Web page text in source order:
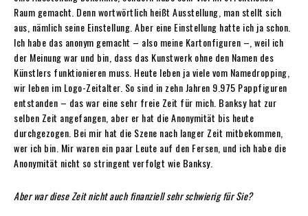
Raum gemacht. Denn wortwörtlich heißt Ausstellung, man stellt sich
aus, nämlich seine Einstellung. Aber eine Einstellung hatte ich ja schon.
Ich habe das anonym gemacht – also meine Kartonfiguren –, weil ich
der Meinung war und bin, dass das Kunstwerk ohne den Namen des
Künstlers funktionieren muss. Heute leben ja viele vom Namedropping,
wir leben im Logo-Zeitalter. So sind in zehn Jahren 9.975 Pappfiguren
entstanden – das war eine sehr freie Zeit für mich. Banksy hat zur
selben Zeit angefangen, aber er hat die Anonymität bis heute
durchgezogen. Bei mir hat die Szene nach langer Zeit mitbekommen,
wer ich bin. Mir waren ein paar Leute auf den Fersen, und ich habe die
Anonymität nicht so stringent verfolgt wie Banksy.
Aber war diese Zeit nicht auch finanziell sehr schwierig für Sie?